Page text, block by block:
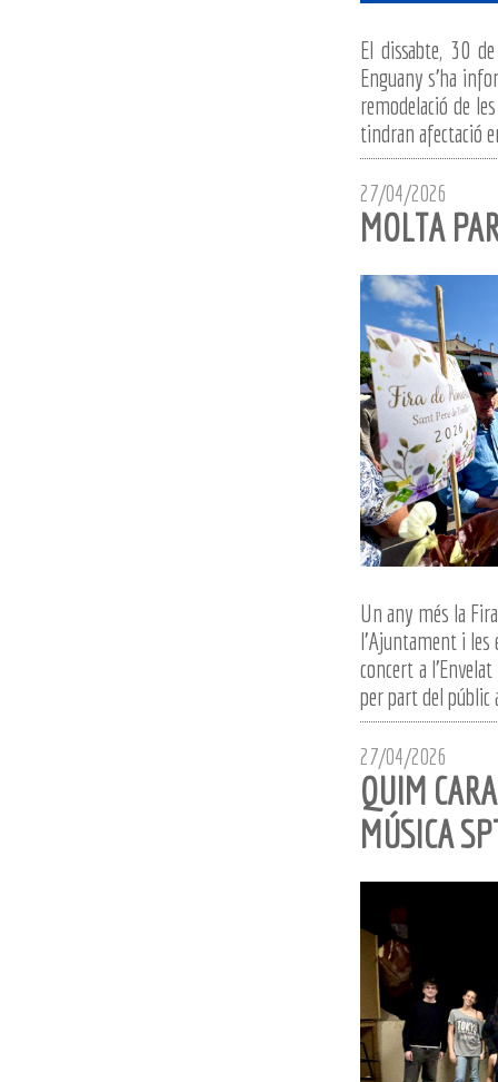
El dissabte, 30
Enguany s'ha
remodelació de
tindran afectació
27/04/2026
MOLTA
Un any més la
l'Ajuntament i les
concert a
per part del públic
27/04/2026
QUIM
MÚSICA